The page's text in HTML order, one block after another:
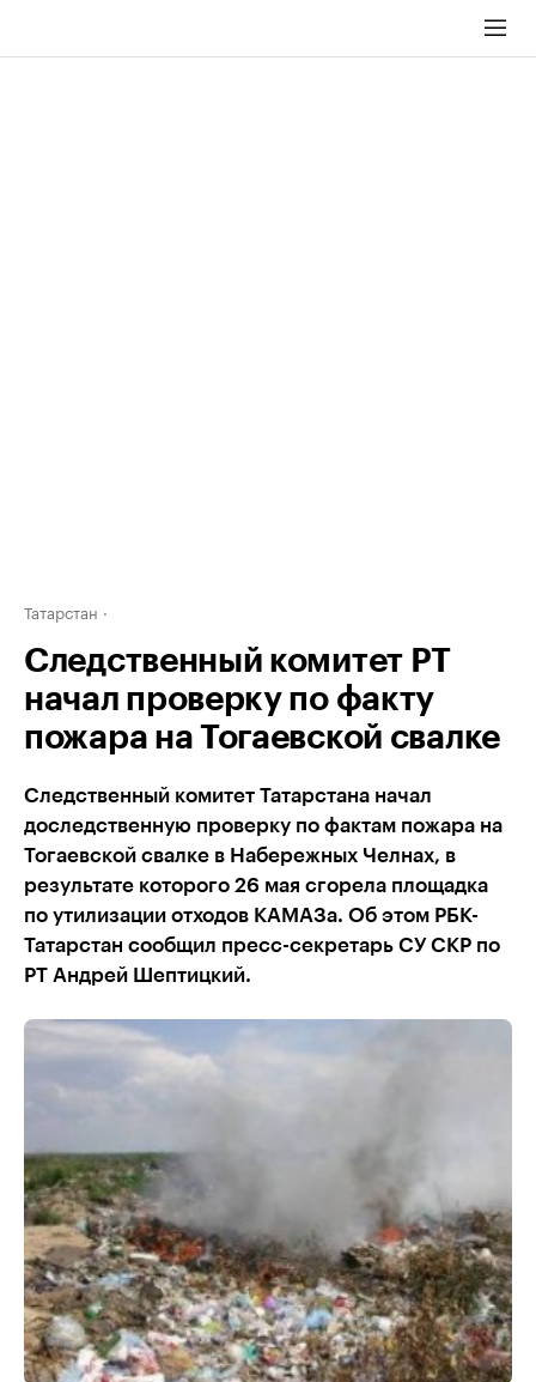
Татарстан
Следственный комитет РТ
начал проверку по факту
пожара на Тогаевской свалке
Следственный комитет Татарстана начал
доследственную проверку по фактам пожара на
Тогаевской свалке в Набережных Челнах, в
результате которого 26 мая сгорела площадка
по утилизации отходов КАМАЗа. Об этом РБК-
Татарстан сообщил пресс-секретарь СУ СКР по
РТ Андрей Шептицкий.